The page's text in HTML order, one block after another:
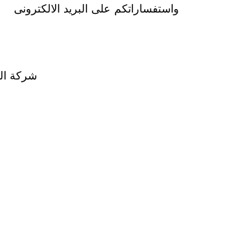
واستفساراتكم على البريد الالكترونى
شركة